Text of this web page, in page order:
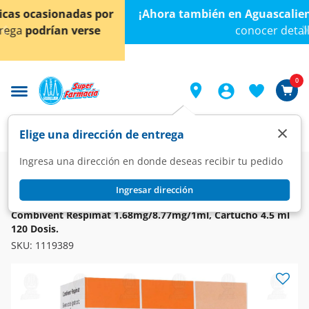
< div class="carousel-inner">
¡Ahora también en Aguascalientes!Da clic aquípara
Elige una dirección de entrega
Ingresa una dirección en donde deseas recibir tu pedido
×
Broncodilatadores
COMBIVENT
Combivent Respimat 1.68mg/8.77mg/1ml, Cartucho 4.5 ml
120 Dosis.
SKU:1119389